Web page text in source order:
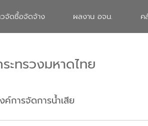
จัดซื้อจัดจ้าง ผลงาน อจน. ค
ะทรวงมหาดไทย
การจัดการน้ำเสีย